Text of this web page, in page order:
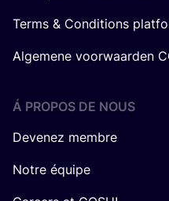
Terms & Conditions
Algemene voorwaarden
Á PROPOS DE NOUS
Devenez membre
Notre équipe